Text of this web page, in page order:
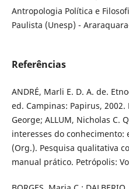
Antropologia Política e
Paulista (Unesp) -
Referências
ANDRÉ, Marli E. D. A. de.
ed. Campinas: Papirus, 2002.
George; ALLUM, Nicholas C.
interesses do conhecimento:
(Org.). Pesquisa qualitativa
manual prático. Petrópolis: